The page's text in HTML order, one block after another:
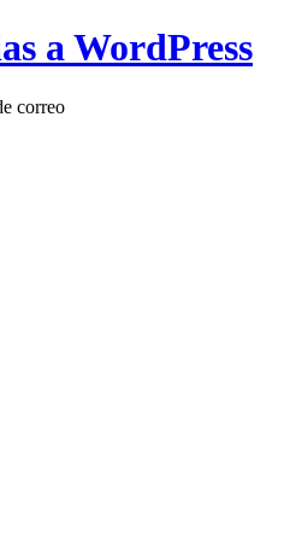
a WordPress
correo